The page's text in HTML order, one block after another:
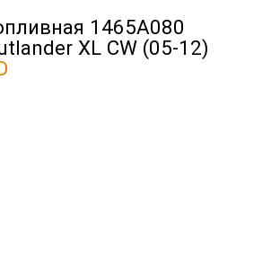
1465A080
XL CW (05-12)